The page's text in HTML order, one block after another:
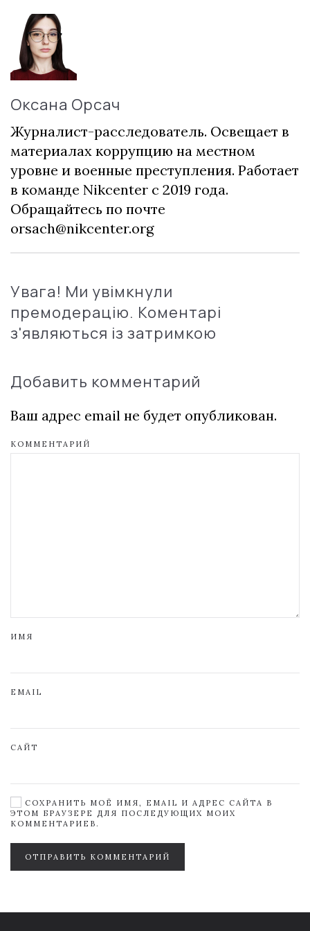
Оксана Орсач
Журналист-расследователь. Освещает в
материалах коррупцию на местном
уровне и военные преступления. Работает
в команде Nikcenter с 2019 года.
Обращайтесь по почте
orsach@nikcenter.org
Увага! Ми увімкнули
премодерацію. Коментарі
з'являються із затримкою
Добавить комментарий
Ваш адрес email не будет опубликован.
КОММЕНТАРИЙ
ИМЯ
EMAIL
САЙТ
СОХРАНИТЬ МОЁ ИМЯ, EMAIL И АДРЕС САЙТА В
ЭТОМ БРАУЗЕРЕ ДЛЯ ПОСЛЕДУЮЩИХ МОИХ
КОММЕНТАРИЕВ.
ОТПРАВИТЬ КОММЕНТАРИЙ